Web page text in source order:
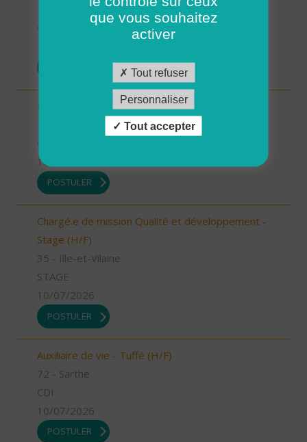
35 - Ille-et-Vilaine
Infirmier référent (H/F)
10/07/2026
POSTULER
Chargé.e de mission Qualité et développement -
Stage (H/F)
35 - Ille-et-Vilaine
STAGE
10/07/2026
POSTULER
Auxiliaire de vie - Tuffé (H/F)
72 - Sarthe
CDI
10/07/2026
POSTULER
que vous souhaitez
activer
Tout refuser
Personnaliser
Tout accepter